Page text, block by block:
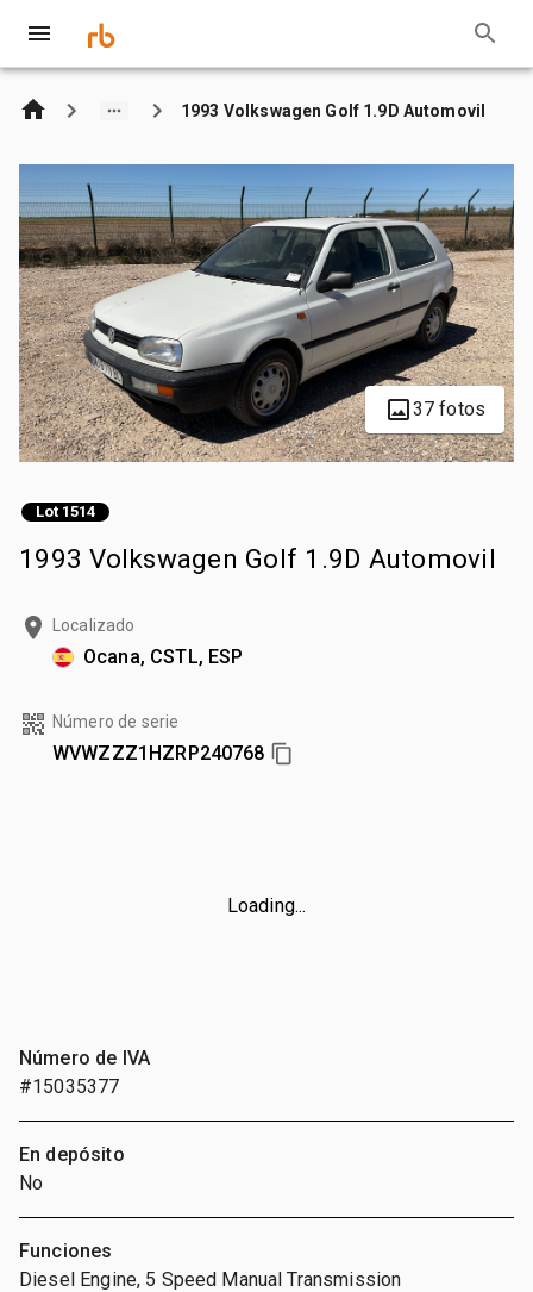
1993 Volkswagen Golf 1.9D Automovil
37 fotos
Lot 1514
1993 Volkswagen Golf 1.9D Automovil
Localizado
Ocana, CSTL, ESP
Número de serie
WVWZZZ1HZRP240768
Loading...
Número de IVA
#15035377
En depósito
No
Funciones
Diesel Engine, 5 Speed Manual Transmission